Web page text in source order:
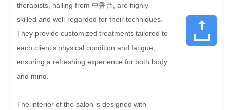
therapists, hailing from 中香台, are highly
skilled and well-regarded for their techniques.
They provide customized treatments tailored to
each client's physical condition and fatigue,
ensuring a refreshing experience for both body
and mind.
The interior of the salon is designed with